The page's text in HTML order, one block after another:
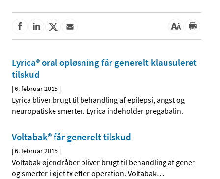
Lyrica® oral opløsning får generelt klausuleret
tilskud
|6. februar 2015 |
Lyrica bliver brugt til behandling af epilepsi, angst og
neuropatiske smerter. Lyrica indeholder pregabalin.
Voltabak® får generelt tilskud
|6. februar 2015 |
Voltabak øjendråber bliver brugt til behandling af gener
og smerter i øjet fx efter operation. Voltabak…